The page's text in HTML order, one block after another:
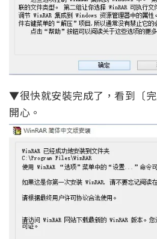
▼很快就安裝完成了，看到〔
開心。